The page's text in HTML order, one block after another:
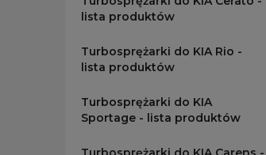
lista produktów
Turbosprężarki do KIA Rio -
lista produktów
Turbosprężarki do KIA
Sportage - lista produktów